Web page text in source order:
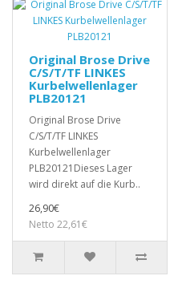
Original Brose Drive
C/S/T/TF LINKES
Kurbelwellenlager
PLB20121
Original Brose Drive
C/S/T/TF LINKES
Kurbelwellenlager
PLB20121Dieses Lager
wird direkt auf die Kurb..
26,90€
Netto 22,61€